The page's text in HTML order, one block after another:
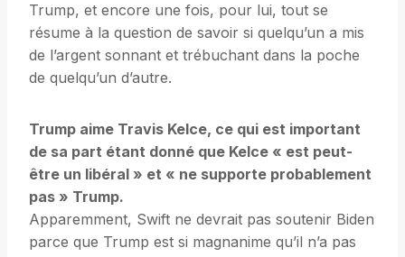
Trump, et encore une fois, pour lui, tout se
résume à la question de savoir si quelqu’un a mis
de l’argent sonnant et trébuchant dans la poche
de quelqu’un d’autre.
Trump aime Travis Kelce, ce qui est important
de sa part étant donné que Kelce « est peut-
être un libéral » et « ne supporte probablement
pas » Trump.
Apparemment, Swift ne devrait pas soutenir Biden
parce que Trump est si magnanime qu’il n’a pas